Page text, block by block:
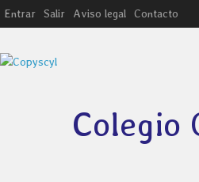
Entrar Salir Aviso legal Contacto
Colegio